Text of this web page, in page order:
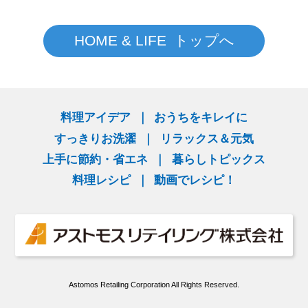
HOME & LIFE トップへ
料理アイデア
おうちをキレイに
すっきりお洗濯
リラックス＆元気
上手に節約・省エネ
暮らしトピックス
料理レシピ
動画でレシピ！
Astomos Retailing Corporation All Rights Reserved.